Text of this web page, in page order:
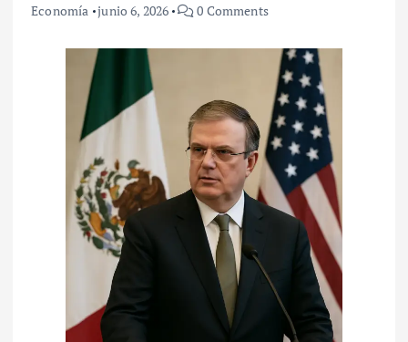
Economía junio 6, 2026 0 Comments